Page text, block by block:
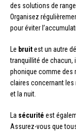
des solutions de
Organisez
pour éviter
Le bruitest un autre
tranquillité de chacun,
phonique comme des
claires concernant
et la nuit.
La sécurité est
Assurez-vous que